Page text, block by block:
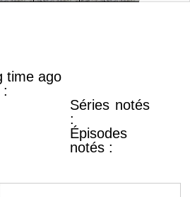
time ago
:
Séries notés
:
Épisodes
notés :